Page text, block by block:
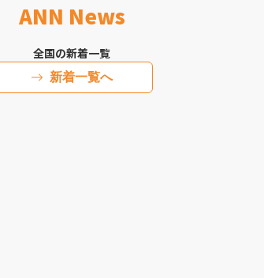
ANN News
全国の新着一覧
新着一覧へ